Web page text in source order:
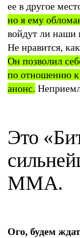
ее в другое
но я ему
войдут ли наши
Не нравится,
Он позволил
по отношению
анонс.
Это
MMA.
Ого, будем